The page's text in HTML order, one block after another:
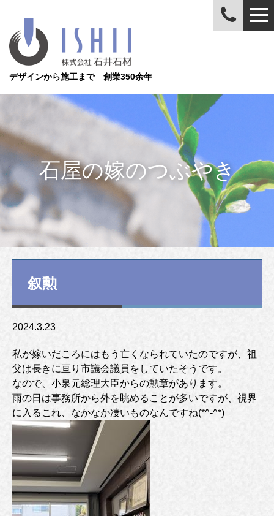
デザインから施工まで 創業350余年
石屋の嫁のつぶやき
叙勲
2024.3.23
私が嫁いだころにはもう亡くなられていたのですが、祖
父は長きに亘り市議会議員をしていたそうです。
なので、小泉元総理大臣からの勲章があります。
雨の日は事務所から外を眺めることが多いですが、視界
に入るこれ、なかなか凄いものなんですね(*^-^*)